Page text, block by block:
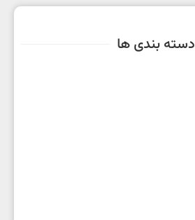
دسته بندی ها